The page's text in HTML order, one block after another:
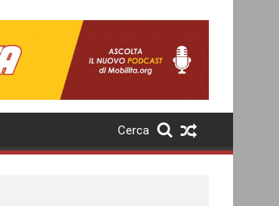
Cerca